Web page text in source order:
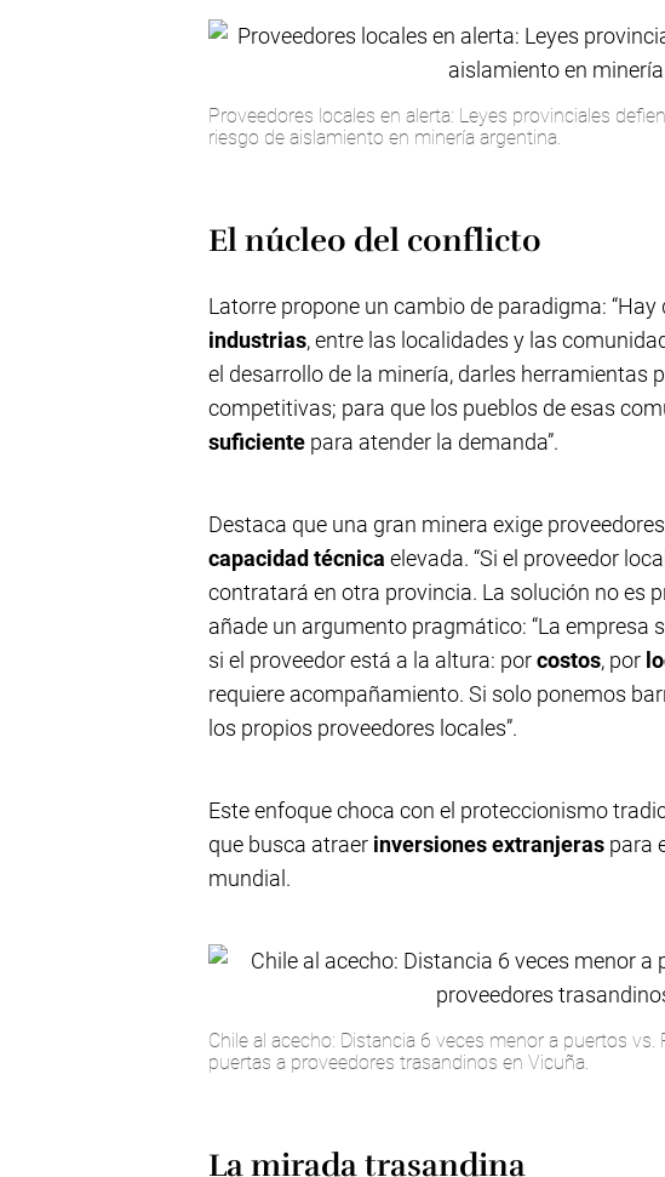
Proveedores locales en alerta: Leyes provinciales
riesgo de aislamiento en minería argentina.
El núcleo del conflicto
Latorre propone un cambio de paradigma: “Hay
industrias, entre las localidades y las
el desarrollo de la minería, darles herramientas
competitivas; para que los pueblos de esas
suficiente para atender la demanda”.
Destaca que una gran minera exige
capacidad técnica elevada. “Si el proveedor
contratará en otra provincia. La solución no es
añade un argumento pragmático: “La empresa
si el proveedor está a la altura: porcostos, por
requiere acompañamiento. Si solo ponemos
los propios proveedores locales”.
Este enfoque choca con el proteccionismo
que busca atraer inversiones extranjeras para
mundial.
Chile al acecho: Distancia 6 veces menor a puertos vs.
puertas a proveedores trasandinos en Vicuña.
La mirada trasandina